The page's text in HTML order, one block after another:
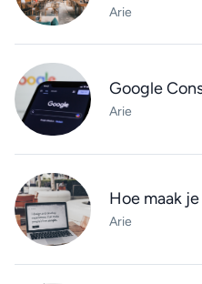
Arie
Google
Arie
Hoe maak
Arie